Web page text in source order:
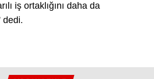
iş ortaklığını daha da
dedi.